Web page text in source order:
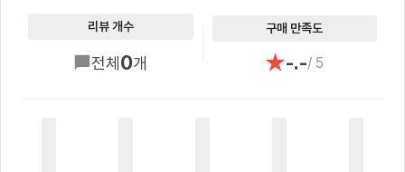
리뷰 개수
전체0개
구매 만족도
★-.-/ 5